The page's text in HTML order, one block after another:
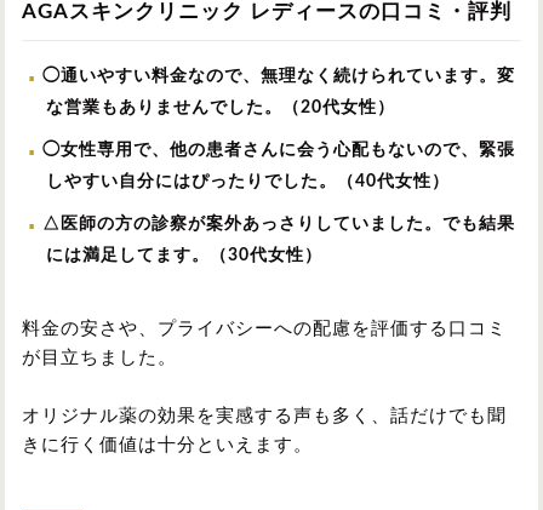
AGAスキンクリニック レディースの口コミ・評判
◯通いやすい料金なので、無理なく続けられています。変
な営業もありませんでした。（20代女性）
◯女性専用で、他の患者さんに会う心配もないので、緊張
しやすい自分にはぴったりでした。（40代女性）
△医師の方の診察が案外あっさりしていました。でも結果
には満足してます。（30代女性）
料金の安さや、プライバシーへの配慮を評価する口コミ
が目立ちました。
オリジナル薬の効果を実感する声も多く、話だけでも聞
きに行く価値は十分といえます。